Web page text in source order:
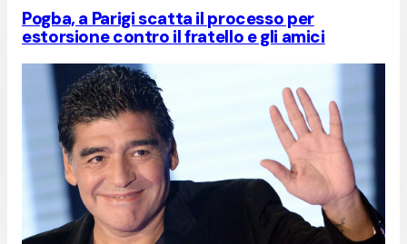
Pogba, a Parigi scatta il processo per
estorsione contro il fratello e gli amici